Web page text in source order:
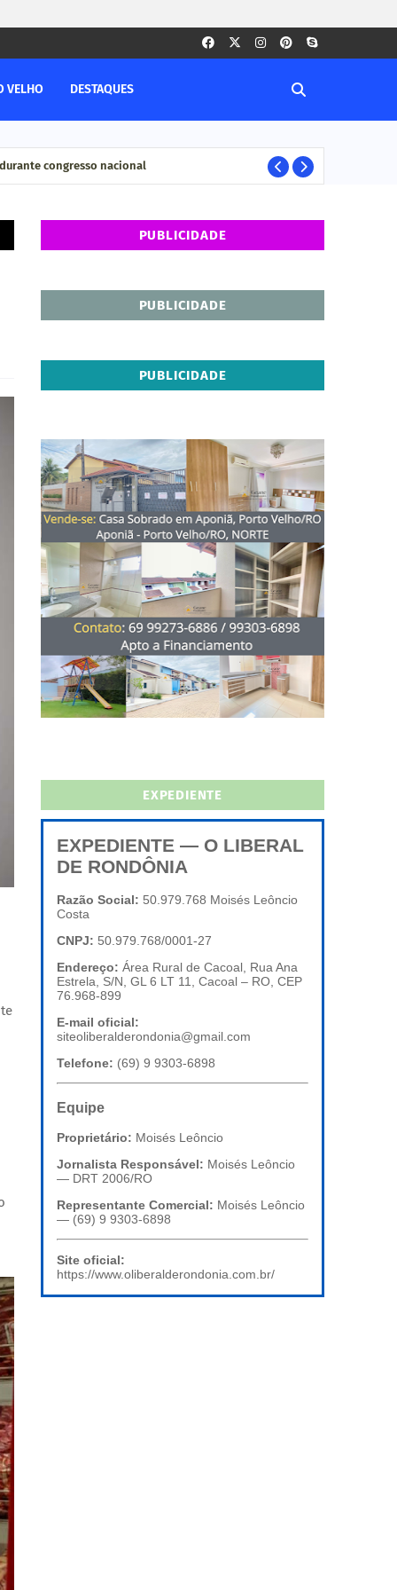
VELHO DESTAQUES
congresso nacional
PUBLICIDADE
PUBLICIDADE
PUBLICIDADE
EXPEDIENTE
EXPEDIENTE — O LIBERAL
DE RONDÔNIA
Razão Social: 50.979.768 Moisés Leôncio
Costa
CNPJ: 50.979.768/0001-27
Endereço: Área Rural de Cacoal, Rua Ana
Estrela, S/N, GL 6 LT 11, Cacoal – RO, CEP
76.968-899
E-mail oficial:
siteoliberalderondonia@gmail.com
Telefone: (69) 9 9303-6898
Equipe
Proprietário: Moisés Leôncio
Jornalista Responsável: Moisés Leôncio
— DRT 2006/RO
Representante Comercial: Moisés Leôncio
— (69) 9 9303-6898
Site oficial:
https://www.oliberalderondonia.com.br/